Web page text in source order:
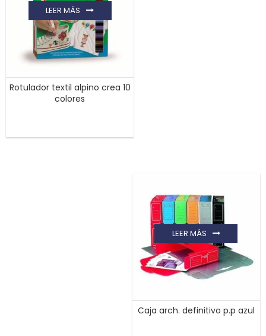
Rotulador textil alpino crea 10
colores
LEER MÁS
Caja arch. definitivo p.p azul
LEER MÁS